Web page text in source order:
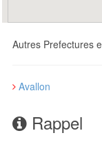
Autres Prefectures
Avallon
Rappel